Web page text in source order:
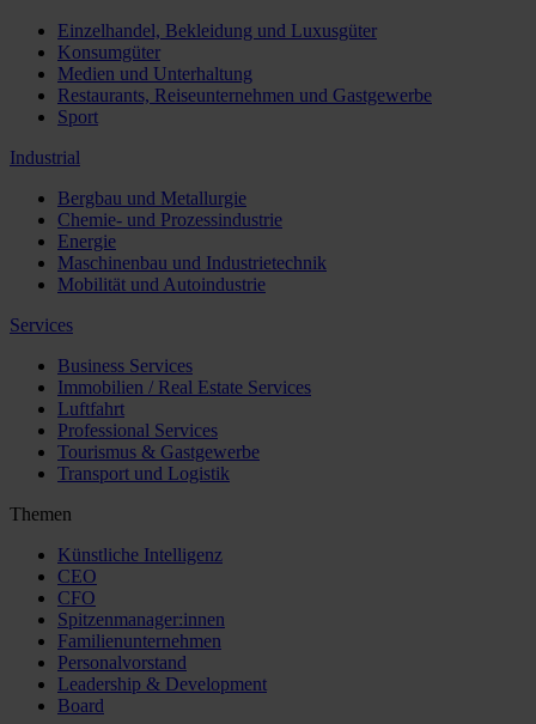
Einzelhandel, Bekleidung und Luxusgüter
Konsumgüter
Medien und Unterhaltung
Restaurants, Reiseunternehmen und Gastgewerbe
Sport
Industrial
Bergbau und Metallurgie
Chemie- und Prozessindustrie
Energie
Maschinenbau und Industrietechnik
Mobilität und Autoindustrie
Services
Business Services
Immobilien / Real Estate Services
Luftfahrt
Professional Services
Tourismus & Gastgewerbe
Transport und Logistik
Themen
Künstliche Intelligenz
CEO
CFO
Spitzenmanager:innen
Familienunternehmen
Personalvorstand
Leadership & Development
Board